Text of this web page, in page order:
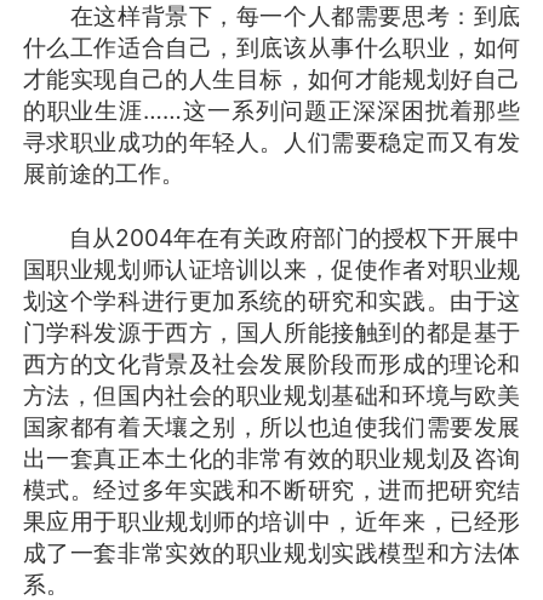
在这样背景下，每一个人都需要思考：到底
什么工作适合自己，到底该从事什么职业，如何
才能实现自己的人生目标，如何才能规划好自己
的职业生涯……这一系列问题正深深困扰着那些
寻求职业成功的年轻人。人们需要稳定而又有发
展前途的工作。
自从2004年在有关政府部门的授权下开展中
国职业规划师认证培训以来，促使作者对职业规
划这个学科进行更加系统的研究和实践。由于这
门学科发源于西方，国人所能接触到的都是基于
西方的文化背景及社会发展阶段而形成的理论和
方法，但国内社会的职业规划基础和环境与欧美
国家都有着天壤之别，所以也迫使我们需要发展
出一套真正本土化的非常有效的职业规划及咨询
模式。经过多年实践和不断研究，进而把研究结
果应用于职业规划师的培训中，近年来，已经形
成了一套非常实效的职业规划实践模型和方法体
系。